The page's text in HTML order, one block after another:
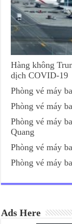
Hàng không
dịch COVID-19
Phòng vé máy
Phòng vé máy
Phòng vé máy
Quang
Phòng vé máy
Phòng vé máy
Ads Here